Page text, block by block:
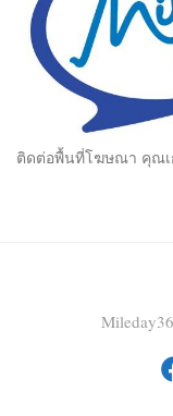
ติดต่อพื้นที่โฆษณา คุณเก